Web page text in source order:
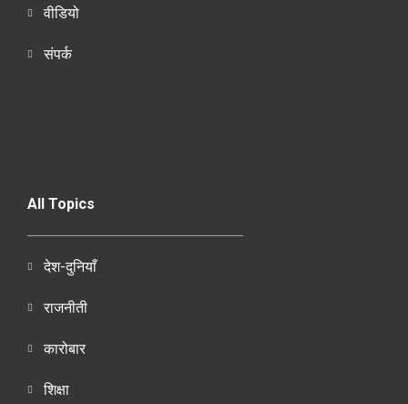
वीडियो
संपर्क
All Topics
देश-दुनियाँ
राजनीती
कारोबार
शिक्षा